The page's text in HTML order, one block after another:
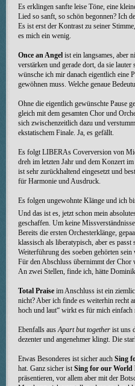
Es erklingen sanfte leise Töne, eine
Lied so sanft, so schön begonnen? Ich
Es ist erst der Kontrast zu seiner
es mich ein wenig.
Once an Angel ist ein langsames, aber
verstärken und gerade dort, da sie
wünsche ich mir danach eigentlich eine
gewöhnen muss. Welche genaue
Ohne die eigentlich gewünschte Pause
gleich mit dem gesamten Chor und
sich zwischenzeitlich dazu und
ekstatischem Finale. Ja, es gefällt.
Es folgt LIBERAs Coverversion von
dreh im letzten Jahr und dem Konzert
ist sehr zurückhaltend eingesetzt und
für Harmonie und Ausdruck.
Es folgen ungewohnte Klänge und ich
Und das ist es, jetzt schon mein
geschaffen. Um keine
Bereits die ersten Orchesterklänge,
klassisch als liberatypisch, aber es
Weiterführung des soeben gehörten
Für den Abschluss übernimmt der Chor
An zwei Stellen, finde ich, hätte
Total Praise im Anschluss ist ein
nicht? Aber ich finde es weiterhin recht
hoch und laut“ wirkt es für mich einfach
Ebenfalls aus Apart but together ist uns
dezenter und angenehmer klingt. Die
Etwas Besonderes ist sicher auch Sing
hat. Ganz sicher ist Sing for our World
präsentieren, vor allem aber mit der